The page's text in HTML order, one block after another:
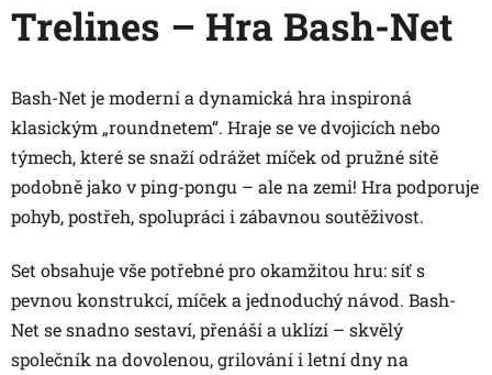
Trelines – Hra Bash-Net
Bash-Net je moderní a dynamická hra inspironá
klasickým „roundnetem“. Hraje se ve dvojicích nebo
týmech, které se snaží odrážet míček od pružné sítě
podobně jako v ping-pongu – ale na zemi! Hra podporuje
pohyb, postřeh, spolupráci i zábavnou soutěživost.
Set obsahuje vše potřebné pro okamžitou hru: síť s
pevnou konstrukcí, míček a jednoduchý návod. Bash-
Net se snadno sestaví, přenáší a uklízí – skvělý
společník na dovolenou, grilování i letní dny na